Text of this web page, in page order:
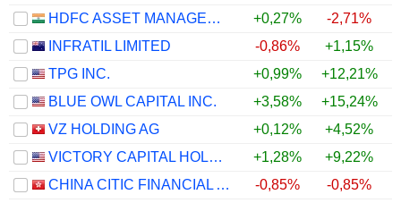
HDFC ASSET MANAGEMENT COMPANY LIMITED
+0,27% -2,71%
INFRATIL LIMITED
-0,86% +1,15%
TPG INC.
+0,99% +12,21%
BLUE OWL CAPITAL INC.
+3,58% +15,24%
VZ HOLDING AG
+0,12% +4,52%
VICTORY CAPITAL HOLDINGS, INC.
+1,28% +9,22%
CHINA CITIC FINANCIAL ASSET MANAGEMENT CO., LTD.
-0,85% -0,85%